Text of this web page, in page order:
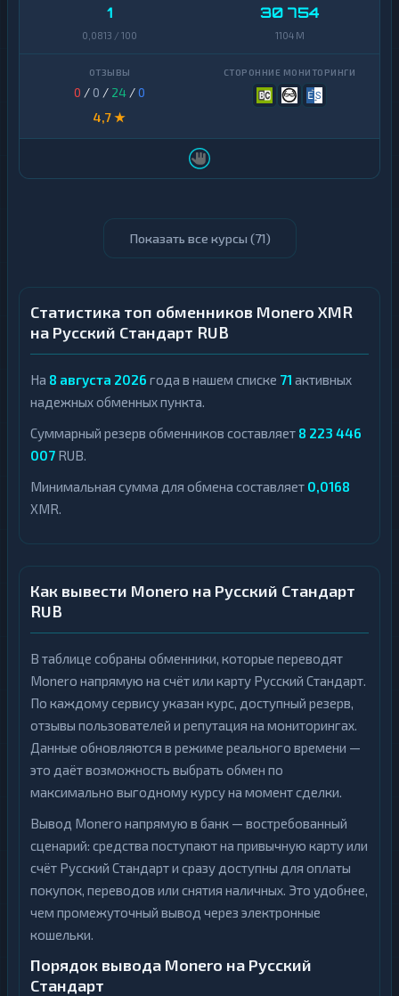
1
0,0813 / 100
30 754
1104 M
0 / 0 / 24 /0
4,7 ★
Показать все курсы (71)
Статистика топ обменников Monero XMR
на Русский Стандарт RUB
На 8 августа 2026 года в нашем списке 71 активных
надежных обменных пункта.
Суммарный резерв обменников составляет 8 223 446
007 RUB.
Минимальная сумма для обмена составляет 0,0168
XMR.
Как вывести Monero на Русский Стандарт
RUB
В таблице собраны обменники, которые переводят
Monero напрямую на счёт или карту Русский Стандарт.
По каждому сервису указан курс, доступный резерв,
отзывы пользователей и репутация на мониторингах.
Данные обновляются в режиме реального времени —
это даёт возможность выбрать обмен по
максимально выгодному курсу на момент сделки.
Вывод Monero напрямую в банк — востребованный
сценарий: средства поступают на привычную карту или
счёт Русский Стандарт и сразу доступны для оплаты
покупок, переводов или снятия наличных. Это удобнее,
чем промежуточный вывод через электронные
кошельки.
Порядок вывода Monero на Русский
Стандарт